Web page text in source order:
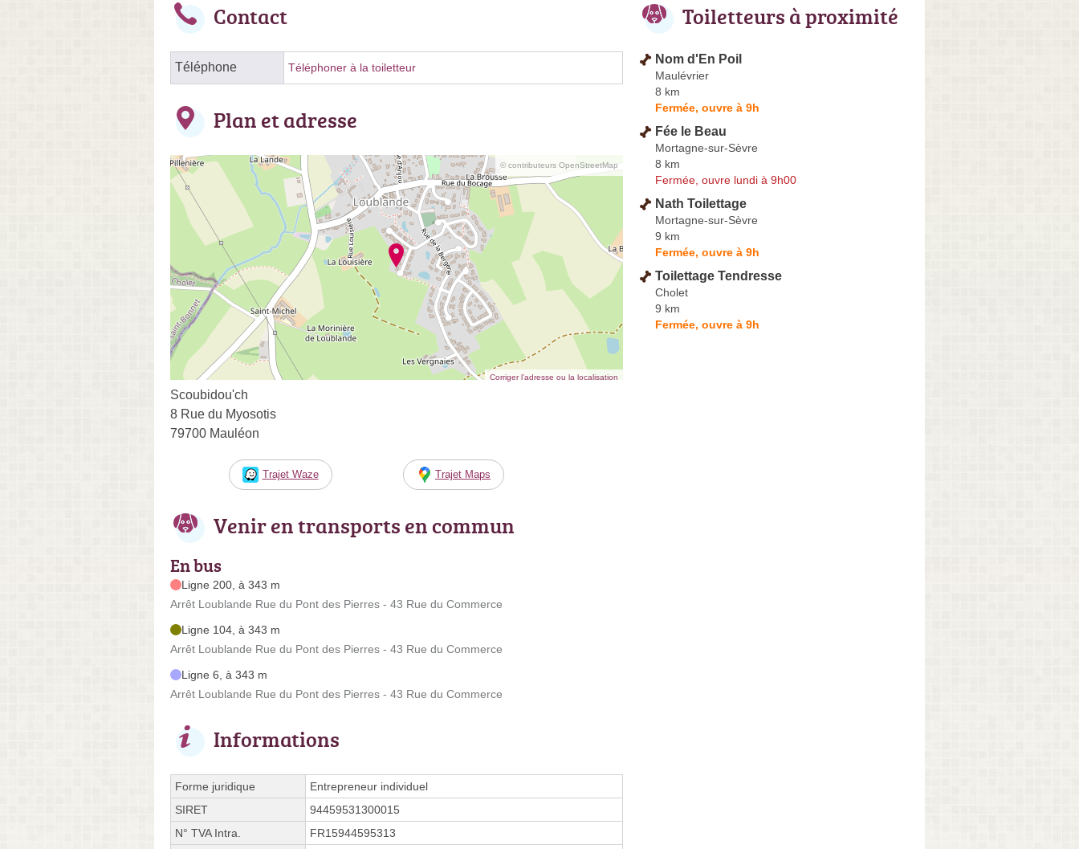
Contact
Téléphone Téléphoner à la toiletteur
Plan et adresse
© contributeurs OpenStreetMap
Corriger l’adresse ou la localisation
Scoubidou'ch
8 Rue du Myosotis
79700 Mauléon
Trajet Waze Trajet Maps
Venir en transports en commun
En bus
Ligne 200, à 343 m
Arrêt Loublande Rue du Pont des Pierres - 43 Rue du Commerce
Ligne 104, à 343 m
Arrêt Loublande Rue du Pont des Pierres - 43 Rue du Commerce
Ligne 6, à 343 m
Arrêt Loublande Rue du Pont des Pierres - 43 Rue du Commerce
Informations
Forme juridique
Entrepreneur individuel
SIRET
94459531300015
N° TVA Intra.
FR15944595313
Toiletteurs à proximité
Nom d'En Poil
Maulévrier
8 km
Fermée, ouvre à 9h
Fée le Beau
Mortagne-sur-Sèvre
8 km
Fermée, ouvre lundi à 9h00
Nath Toilettage
Mortagne-sur-Sèvre
9 km
Fermée, ouvre à 9h
Toilettage Tendresse
Cholet
9 km
Fermée, ouvre à 9h